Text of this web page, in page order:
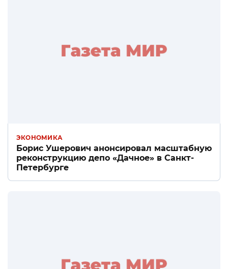
ЭКОНОМИКА
Борис Ушерович анонсировал масштабную
реконструкцию депо «Дачное» в Санкт-
Петербурге